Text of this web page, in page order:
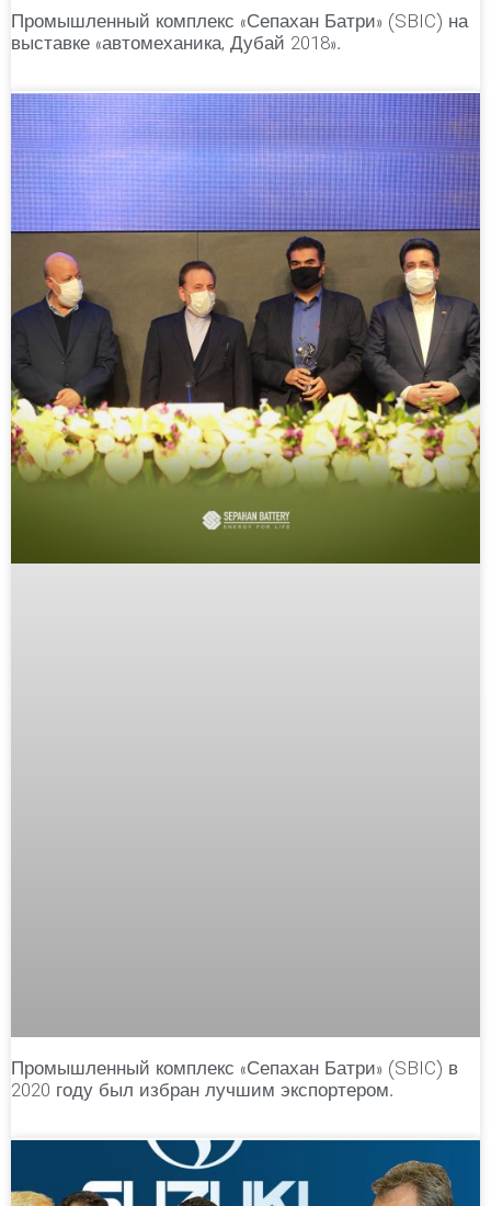
Промышленный комплекс «Сепахан Батри» (SBIC) на
выставке «автомеханика, Дубай 2018».
Промышленный комплекс «Сепахан Батри» (SBIC) в
2020 году был избран лучшим экспортером.